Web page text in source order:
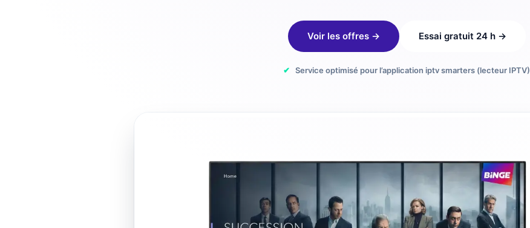
Voir les offres → Essai gratuit 24 h →
✔ Service optimisé pour l’application iptv smarters (lecteur IPTV)